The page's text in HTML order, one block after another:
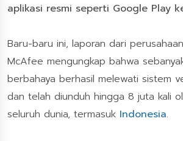
aplikasi resmi seperti Google Play
Baru-baru ini, laporan dari
McAfee mengungkap bahwa
berbahaya berhasil melewati sistem
dan telah diunduh hingga 8 juta kali
seluruh dunia, termasuk Indonesia.